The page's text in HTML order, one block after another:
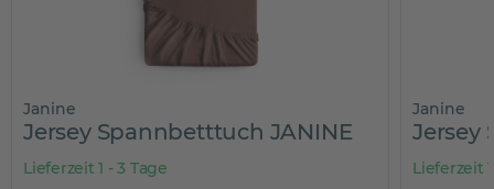
Janine
Jersey Spannbetttuch JANINE
Lieferzeit 1 - 3 Tage
Janine
Jersey
Lieferzeit